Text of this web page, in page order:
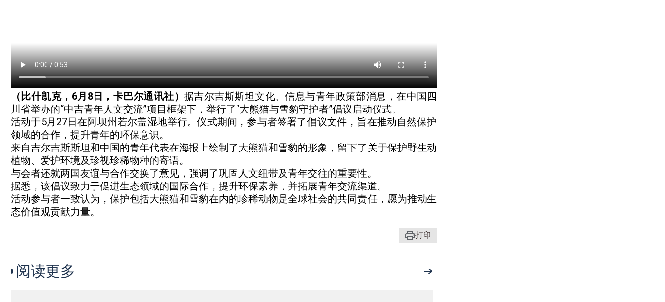
（比什凯克，6月8日，卡巴尔通讯社） 据吉尔吉斯斯坦文化、信息与青年政策部消息，在中国四
川省举办的“中吉青年人文交流”项目框架下，举行了“大熊猫与雪豹守护者”倡议启动仪式。
活动于5月27日在阿坝州若尔盖湿地举行。仪式期间，参与者签署了倡议文件，旨在推动自然保护
领域的合作，提升青年的环保意识。
来自吉尔吉斯斯坦和中国的青年代表在海报上绘制了大熊猫和雪豹的形象，留下了关于保护野生动
植物、爱护环境及珍视珍稀物种的寄语。
与会者还就两国友谊与合作交换了意见，强调了巩固人文纽带及青年交往的重要性。
据悉，该倡议致力于促进生态领域的国际合作，提升环保素养，并拓展青年交流渠道。
活动参与者一致认为，保护包括大熊猫和雪豹在内的珍稀动物是全球社会的共同责任，愿为推动生
态价值观贡献力量。
打印
阅读更多